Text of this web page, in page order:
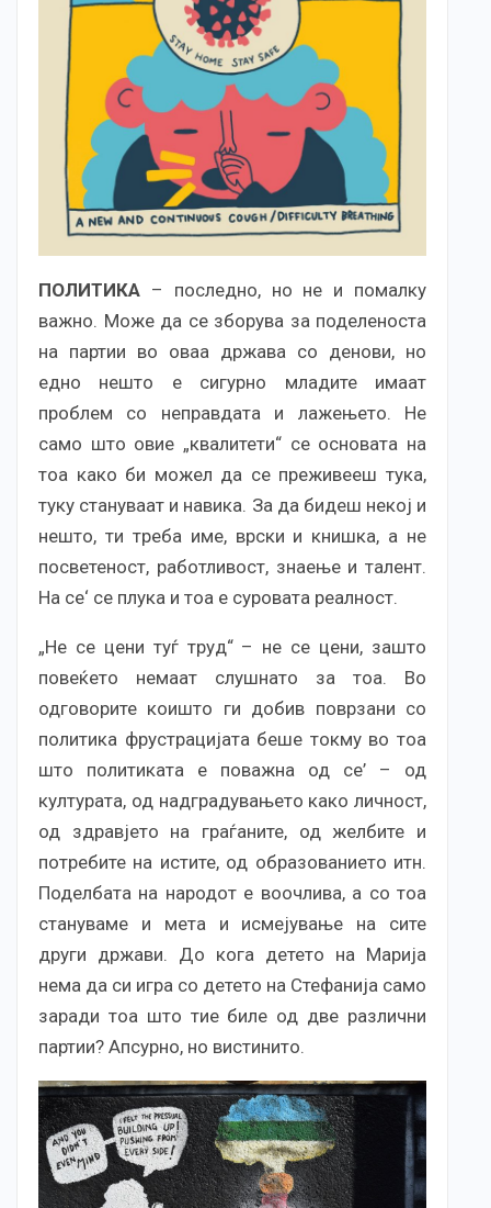
ПОЛИТИКА – последно, но не и помалку
важно. Може да се зборува за поделеноста
на партии во оваа држава со денови, но
едно нешто е сигурно младите имаат
проблем со неправдата и лажењето. Не
само што овие „квалитети“ се основата на
тоа како би можел да се преживееш тука,
туку стануваат и навика. За да бидеш некој и
нешто, ти треба име, врски и книшка, а не
посветеност, работливост, знаење и талент.
На се‘ се плука и тоа е суровата реалност.
„Не се цени туѓ труд“ – не се цени, зашто
повеќето немаат слушнато за тоа. Во
одговорите коишто ги добив поврзани со
политика фрустрацијата беше токму во тоа
што политиката е поважна од се’ – од
културата, од надградувањето како личност,
од здравјето на граѓаните, од желбите и
потребите на истите, од образованието итн.
Поделбата на народот е воочлива, а со тоа
стануваме и мета и исмејување на сите
други држави. До кога детето на Марија
нема да си игра со детето на Стефанија само
заради тоа што тие биле од две различни
партии? Апсурно, но вистинито.